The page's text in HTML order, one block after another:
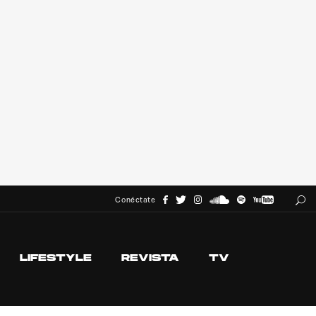
Conéctate
LIFESTYLE REVISTA TV